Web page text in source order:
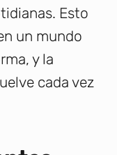
Esto
un mundo
y la
cada vez